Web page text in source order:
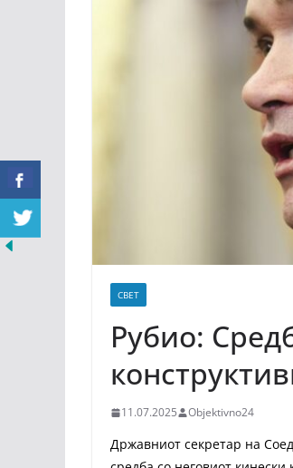
СВЕТ
Рубио:
11.07.2025 Objektivno24
Државниот секретар на